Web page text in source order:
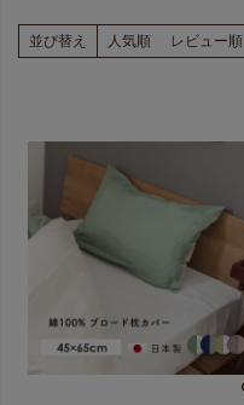
並び替え 人気順 レビュー順